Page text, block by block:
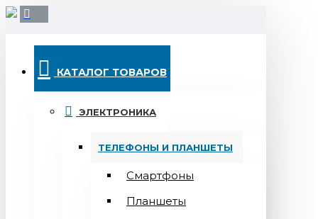
КАТАЛОГ ТОВАРОВ
ЭЛЕКТРОНИКА
ТЕЛЕФОНЫ И ПЛАНШЕТЫ
Смартфоны
Планшеты